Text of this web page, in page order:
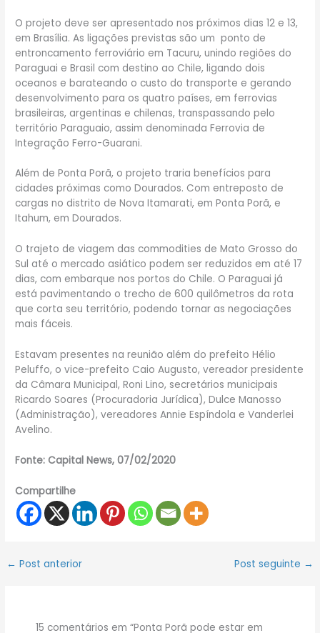
O projeto deve ser apresentado nos próximos dias 12 e 13,
em Brasília. As ligações previstas são um ponto de
entroncamento ferroviário em Tacuru, unindo regiões do
Paraguai e Brasil com destino ao Chile, ligando dois
oceanos e barateando o custo do transporte e gerando
desenvolvimento para os quatro países, em ferrovias
brasileiras, argentinas e chilenas, transpassando pelo
território Paraguaio, assim denominada Ferrovia de
Integração Ferro-Guarani.
Além de Ponta Porã, o projeto traria benefícios para
cidades próximas como Dourados. Com entreposto de
cargas no distrito de Nova Itamarati, em Ponta Porã, e
Itahum, em Dourados.
O trajeto de viagem das commodities de Mato Grosso do
Sul até o mercado asiático podem ser reduzidos em até 17
dias, com embarque nos portos do Chile. O Paraguai já
está pavimentando o trecho de 600 quilômetros da rota
que corta seu território, podendo tornar as negociações
mais fáceis.
Estavam presentes na reunião além do prefeito Hélio
Peluffo, o vice-prefeito Caio Augusto, vereador presidente
da Câmara Municipal, Roni Lino, secretários municipais
Ricardo Soares (Procuradoria Jurídica), Dulce Manosso
(Administração), vereadores Annie Espíndola e Vanderlei
Avelino.
Fonte: Capital News, 07/02/2020
Compartilhe
← Post anterior Post seguinte →
15 comentários em “Ponta Porã pode estar em